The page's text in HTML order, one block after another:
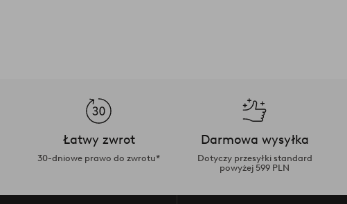
Łatwy zwrot
30-dniowe prawo do zwrotu*
Darmowa wysyłka
Dotyczy przesyłki standard
powyżej 599 PLN